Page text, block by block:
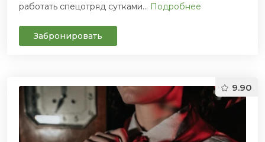
работать спецотряд сутками... Подробнее
Забронировать
9.90